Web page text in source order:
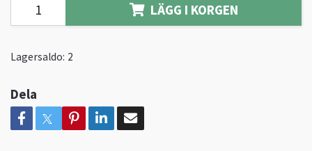
LÄGG I KORGEN
Lagersaldo: 2
Dela